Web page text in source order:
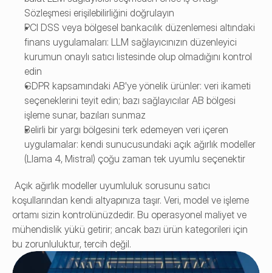
Sözleşmesi erişilebilirliğini doğrulayın
PCI DSS veya bölgesel bankacılık düzenlemesi altındaki
finans uygulamaları: LLM sağlayıcınızın düzenleyici
kurumun onaylı satıcı listesinde olup olmadığını kontrol
edin
GDPR kapsamındaki AB'ye yönelik ürünler: veri ikameti
seçeneklerini teyit edin; bazı sağlayıcılar AB bölgesi
işleme sunar, bazıları sunmaz
Belirli bir yargı bölgesini terk edemeyen veri içeren
uygulamalar: kendi sunucusundaki açık ağırlık modeller
(Llama 4, Mistral) çoğu zaman tek uyumlu seçenektir
Açık ağırlık modeller uyumluluk sorusunu satıcı
koşullarından kendi altyapınıza taşır. Veri, model ve işleme
ortamı sizin kontrolünüzdedir. Bu operasyonel maliyet ve
mühendislik yükü getirir; ancak bazı ürün kategorileri için
bu zorunluluktur, tercih değil.